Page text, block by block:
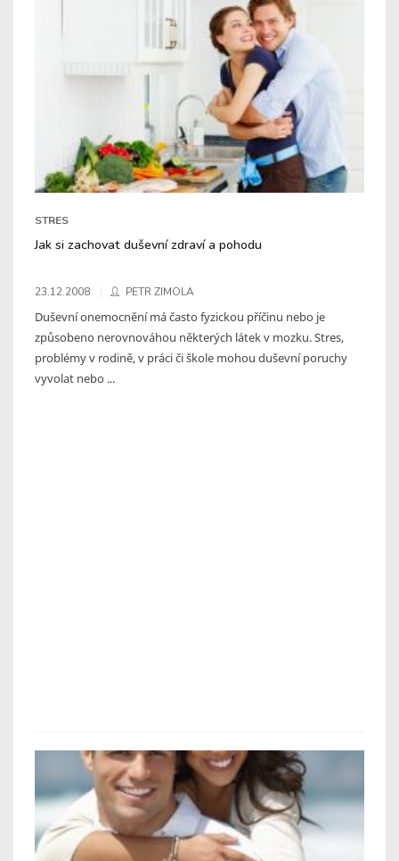
STRES
Jak si zachovat duševní zdraví a pohodu
23.12.2008 PETR ZIMOLA
Duševní onemocnění má často fyzickou příčinu nebo je
způsobeno nerovnováhou některých látek v mozku. Stres,
problémy v rodině, v práci či škole mohou duševní poruchy
vyvolat nebo ...